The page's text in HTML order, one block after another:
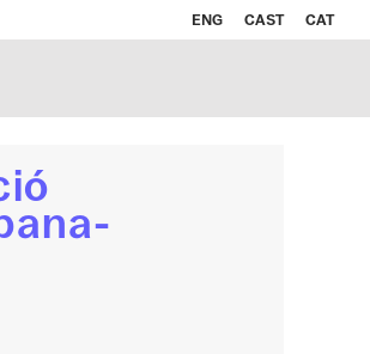
ENG CAST CAT